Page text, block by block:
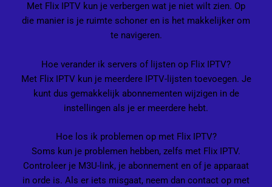
Met Flix IPTV kun je verbergen wat je niet wilt zien. Op
die manier is je ruimte schoner en is het makkelijker om
te navigeren.
Hoe verander ik servers of lijsten op Flix IPTV?
Met Flix IPTV kun je meerdere IPTV-lijsten toevoegen. Je
kunt dus gemakkelijk abonnementen wijzigen in de
instellingen als je er meerdere hebt.
Hoe los ik problemen op met Flix IPTV?
Soms kun je problemen hebben, zelfs met Flix IPTV.
Controleer je M3U-link, je abonnement en of je apparaat
in orde is. Als er iets misgaat, neem dan contact op met